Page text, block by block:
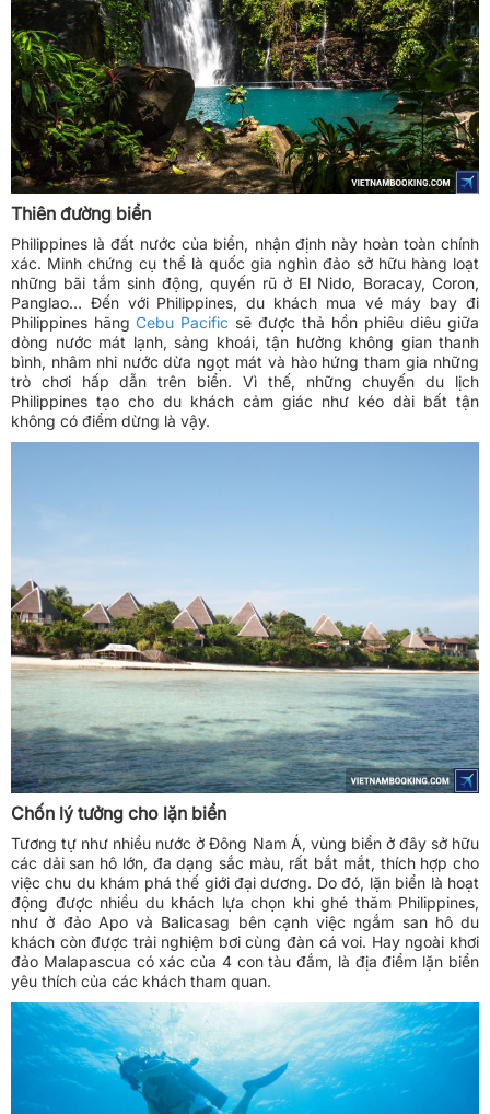
Thiên đường biển
Philippines là đất nước của biển, nhận định này hoàn toàn chính
xác. Minh chứng cụ thể là quốc gia nghìn đảo sở hữu hàng loạt
những bãi tắm sinh động, quyến rũ ở El Nido, Boracay, Coron,
Panglao… Đến với Philippines, du khách mua vé máy bay đi
Philippines hãng Cebu Pacific sẽ được thả hồn phiêu diêu giữa
dòng nước mát lạnh, sảng khoái, tận hưởng không gian thanh
bình, nhâm nhi nước dừa ngọt mát và hào hứng tham gia những
trò chơi hấp dẫn trên biển. Vì thế, những chuyến du lịch
Philippines tạo cho du khách cảm giác như kéo dài bất tận
không có điểm dừng là vậy.
Chốn lý tưởng cho lặn biển
Tương tự như nhiều nước ở Đông Nam Á, vùng biển ở đây sở hữu
các dải san hô lớn, đa dạng sắc màu, rất bắt mắt, thích hợp cho
việc chu du khám phá thế giới đại dương. Do đó, lặn biển là hoạt
động được nhiều du khách lựa chọn khi ghé thăm Philippines,
như ở đảo Apo và Balicasag bên cạnh việc ngắm san hô du
khách còn được trải nghiệm bơi cùng đàn cá voi. Hay ngoài khơi
đảo Malapascua có xác của 4 con tàu đắm, là địa điểm lặn biển
yêu thích của các khách tham quan.